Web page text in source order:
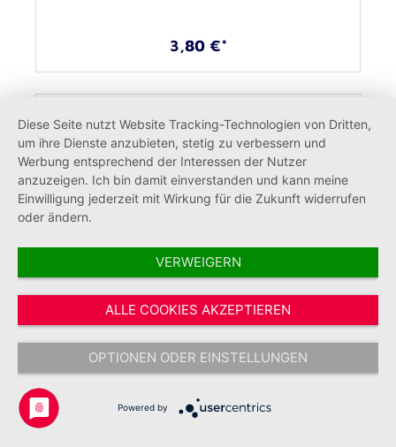
3,80 €*
Notfallseelsorge Kerze - ohne Text
Diese Seite nutzt Website Tracking-Technologien von Dritten,
um ihre Dienste anzubieten, stetig zu verbessern und
Werbung entsprechend der Interessen der Nutzer
anzuzeigen. Ich bin damit einverstanden und kann meine
Einwilligung jederzeit mit Wirkung für die Zukunft widerrufen
oder ändern.
VERWEIGERN
ALLE COOKIES AKZEPTIEREN
OPTIONEN ODER EINSTELLUNGEN
Powered by